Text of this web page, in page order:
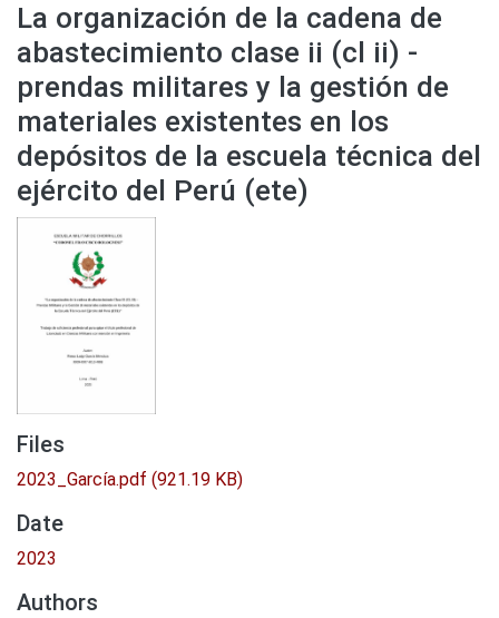
La organización de la cadena de
abastecimiento clase ii (cl ii) -
prendas militares y la gestión de
materiales existentes en los
depósitos de la escuela técnica del
ejército del Perú (ete)
Files
2023_García.pdf (921.19 KB)
Date
2023
Authors